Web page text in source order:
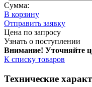
Сумма:
В корзину
Отправить заявку
Цена по запросу
Узнать о поступлении
Внимание! Уточняйте
К списку товаров
Технические